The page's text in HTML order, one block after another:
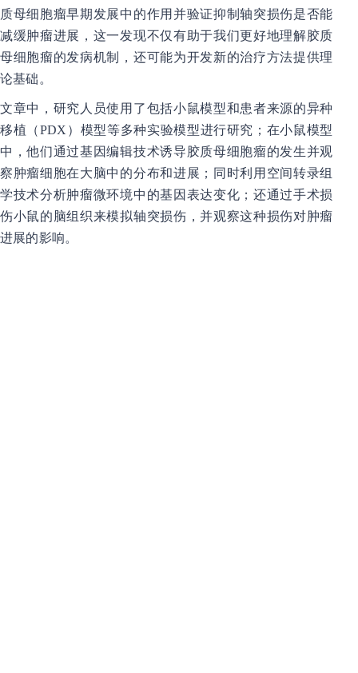
质母细胞瘤早期发展中的作用并验证抑制轴突损伤是否能
减缓肿瘤进展，这一发现不仅有助于我们更好地理解胶质
母细胞瘤的发病机制，还可能为开发新的治疗方法提供理
论基础。
文章中，研究人员使用了包括小鼠模型和患者来源的异种
移植（PDX）模型等多种实验模型进行研究；在小鼠模型
中，他们通过基因编辑技术诱导胶质母细胞瘤的发生并观
察肿瘤细胞在大脑中的分布和进展；同时利用空间转录组
学技术分析肿瘤微环境中的基因表达变化；还通过手术损
伤小鼠的脑组织来模拟轴突损伤，并观察这种损伤对肿瘤
进展的影响。